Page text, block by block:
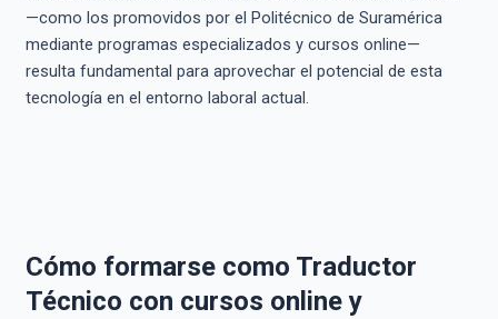
—como los promovidos por el Politécnico de Suramérica
mediante programas especializados y cursos online—
resulta fundamental para aprovechar el potencial de esta
tecnología en el entorno laboral actual.
Cómo formarse como Traductor
Técnico con cursos online y